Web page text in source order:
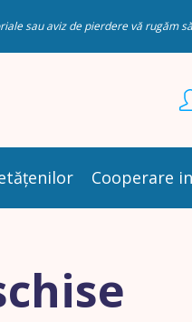
sau aviz de pierdere vă rugăm
Cooperare